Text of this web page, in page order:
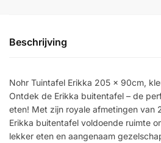
Beschrijving
Nohr Tuintafel Erikka 205 x 90cm,
Ontdek de Erikka buitentafel – de
eten! Met zijn royale afmetingen van
Erikka buitentafel voldoende ruimte
lekker eten en aangenaam